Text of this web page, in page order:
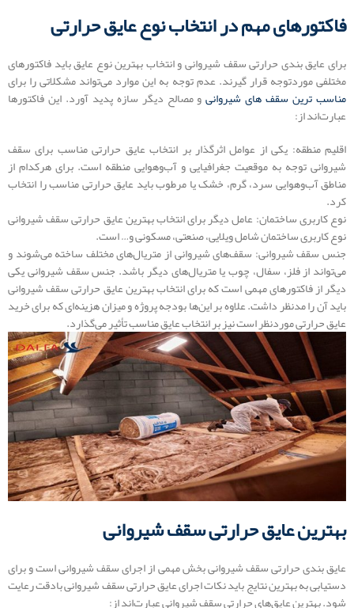
فاکتورهای مهم در انتخاب نوع عایق حرارتی
برای عایق بندی حرارتی سقف شیروانی و انتخاب بهترین نوع عایق باید فاکتورهای
مختلفی موردتوجه قرار گیرند. عدم توجه به این موارد می‌تواند مشکلاتی را برای
مناسب ترین سقف های شیروانیو مصالح دیگر سازه پدید آورد. این فاکتورها
عبارت‌اند از:
اقلیم منطقه: یکی از عوامل اثرگذار بر انتخاب عایق حرارتی مناسب برای سقف
شیروانی توجه به موقعیت جغرافیایی و آب‌وهوایی منطقه است. برای هرکدام از
مناطق آب‌وهوایی سرد، گرم، خشک یا مرطوب باید عایق حرارتی مناسب را انتخاب
کرد.
نوع کاربری ساختمان: عامل دیگر برای انتخاب بهترین عایق حرارتی سقف شیروانی
نوع کاربری ساختمان شامل ویلایی، صنعتی، مسکونی و… است.
جنس سقف شیروانی: سقف‌های شیروانی از متریال‌های مختلف ساخته می‌شوند و
می‌تواند از فلز، سفال، چوب یا متریال‌های دیگر باشد. جنس سقف شیروانی یکی
دیگر از فاکتورهای مهمی است که برای انتخاب بهترین عایق حرارتی سقف شیروانی
باید آن را مدنظر داشت. علاوه بر این‌ها بودجه پروژه و میزان هزینه‌ای که برای خرید
عایق حرارتی موردنظر است نیز بر انتخاب عایق مناسب تأثیر می‌گذارد.
بهترین عایق حرارتی سقف شیروانی
عایق بندی حرارتی سقف شیروانی بخش مهمی از اجرای سقف شیروانی است و برای
دستیابی به بهترین نتایج باید نکات اجرای عایق حرارتی سقف شیروانی بادقت رعایت
شود. بهترین عایق‌های حرارتی سقف شیروانی عبارت‌اند از: